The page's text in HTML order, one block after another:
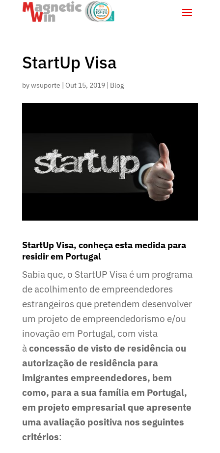
StartUp Visa
bywsuporte | Out 15, 2019| Blog
StartUp Visa, conheça esta medida para
residir em Portugal
Sabia que, o StartUP Visa é um programa
de acolhimento de empreendedores
estrangeiros que pretendem desenvolver
um projeto de empreendedorismo e/ou
inovação em Portugal, com vista
àconcessão de visto de residência ou
autorização de residência para
imigrantes empreendedores, bem
como, para a sua família em Portugal,
em projeto empresarial que apresente
uma avaliação positiva nos seguintes
critérios: